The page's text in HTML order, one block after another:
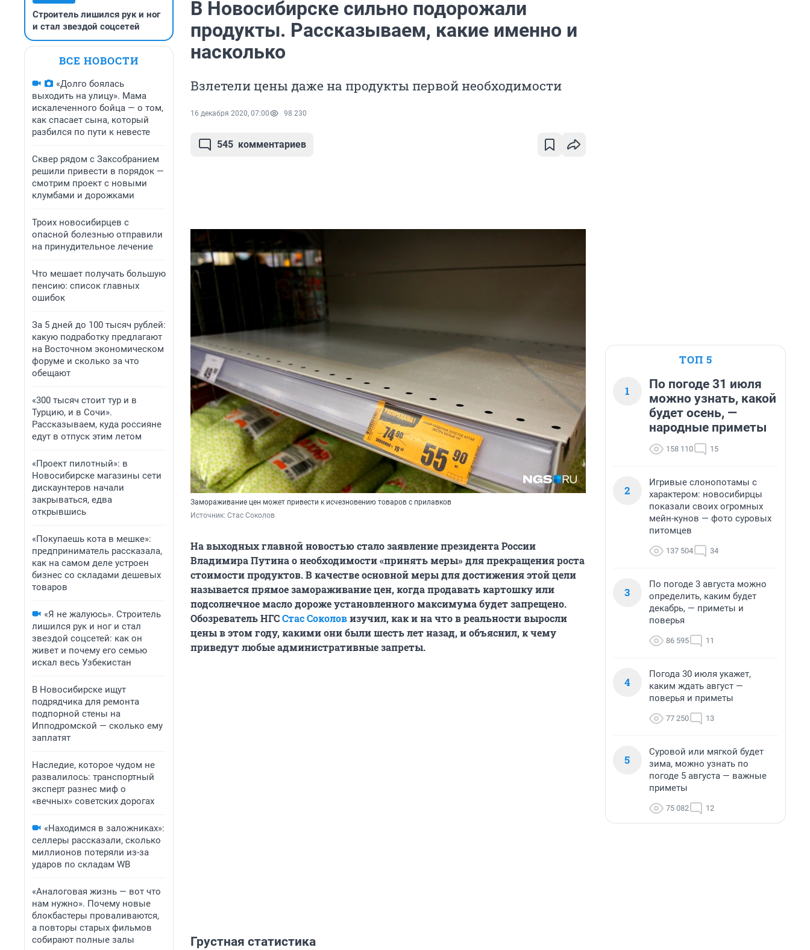
Строитель лишился рук и ног
и стал звездой соцсетей
ВСЕ НОВОСТИ
«Долго боялась
выходить на улицу». Мама
искалеченного бойца — о том,
как спасает сына, который
разбился по пути к невесте
Сквер рядом с Заксобранием
решили привести в порядок —
смотрим проект с новыми
клумбами и дорожками
Троих новосибирцев с
опасной болезнью отправили
на принудительное лечение
Что мешает получать большую
пенсию: список главных
ошибок
За 5 дней до 100 тысяч рублей:
какую подработку предлагают
на Восточном экономическом
форуме и сколько за что
обещают
«300 тысяч стоит тур и в
Турцию, и в Сочи».
Рассказываем, куда россияне
едут в отпуск этим летом
«Проект пилотный»: в
Новосибирске магазины сети
дискаунтеров начали
закрываться, едва
открывшись
«Покупаешь кота в мешке»:
предприниматель рассказала,
как на самом деле устроен
бизнес со складами дешевых
товаров
«Я не жалуюсь». Строитель
лишился рук и ног и стал
звездой соцсетей: как он
живет и почему его семью
искал весь Узбекистан
В Новосибирске ищут
подрядчика для ремонта
подпорной стены на
Ипподромской — сколько ему
заплатят
Наследие, которое чудом не
развалилось: транспортный
эксперт разнес миф о
«вечных» советских дорогах
«Находимся в заложниках»:
селлеры рассказали, сколько
миллионов потеряли из-за
ударов по складам WB
«Аналоговая жизнь — вот что
нам нужно». Почему новые
блокбастеры проваливаются,
а повторы старых фильмов
собирают полные залы
В Новосибирске сильно подорожали
продукты. Рассказываем, какие именно и
насколько
Взлетели цены даже на продукты первой необходимости
16 декабря 2020, 07:00 98 230
545 комментариев
Замораживание цен может привести к исчезновению товаров с прилавков
Источник: Стас Соколов
На выходных главной новостью стало заявление президента России
Владимира Путина о необходимости «принять меры» для прекращения роста
стоимости продуктов. В качестве основной меры для достижения этой цели
называется прямое замораживание цен, когда продавать картошку или
подсолнечное масло дороже установленного максимума будет запрещено.
Обозреватель НГССтас Соколовизучил, как и на что в реальности выросли
цены в этом году, какими они были шесть лет назад, и объяснил, к чему
приведут любые административные запреты.
Грустная статистика
ТОП 5
1
По погоде 31 июля
можно узнать, какой
будет осень, —
народные приметы
158 110 15
2
Игривые слонопотамы с
характером: новосибирцы
показали своих огромных
мейн-кунов — фото суровых
питомцев
137 504 34
3
По погоде 3 августа можно
определить, каким будет
декабрь, — приметы и
поверья
86 595 11
4
Погода 30 июля укажет,
каким ждать август —
поверья и приметы
77 250 13
5
Суровой или мягкой будет
зима, можно узнать по
погоде 5 августа — важные
приметы
75 082 12